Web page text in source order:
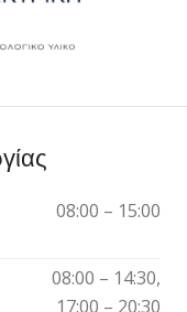
08:00 – 15:00
08:00 – 14:30,
17:00 – 20:30